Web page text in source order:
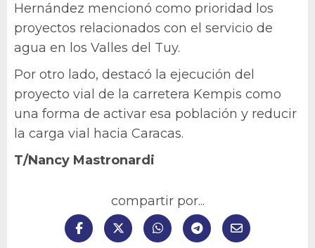
Hernández mencionó como prioridad los
proyectos relacionados con el servicio de
agua en los Valles del Tuy.
Por otro lado, destacó la ejecución del
proyecto vial de la carretera Kempis como
una forma de activar esa población y reducir
la carga vial hacia Caracas.
T/Nancy Mastronardi
compartir por...